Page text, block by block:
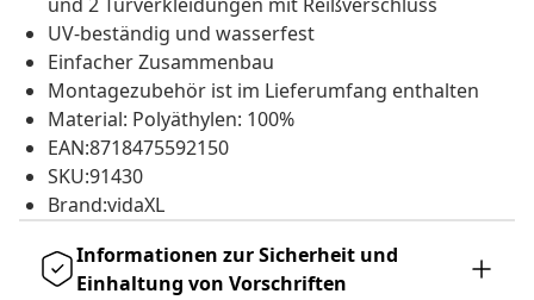
UV-beständig und wasserfest
Einfacher Zusammenbau
Montagezubehör ist im Lieferumfang enthalten
Material: Polyäthylen: 100%
EAN:8718475592150
SKU:91430
Brand:vidaXL
Informationen zur Sicherheit und
Einhaltung von Vorschriften